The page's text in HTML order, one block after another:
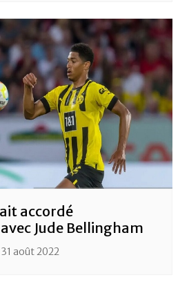
accordé
Jude Bellingham
31 août 2022